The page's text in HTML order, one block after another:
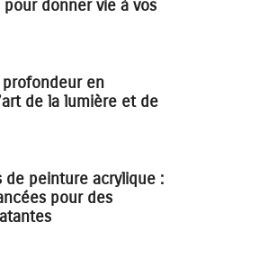
donner vie à vos
profondeur en
de la lumière et de
de peinture acrylique :
pour des